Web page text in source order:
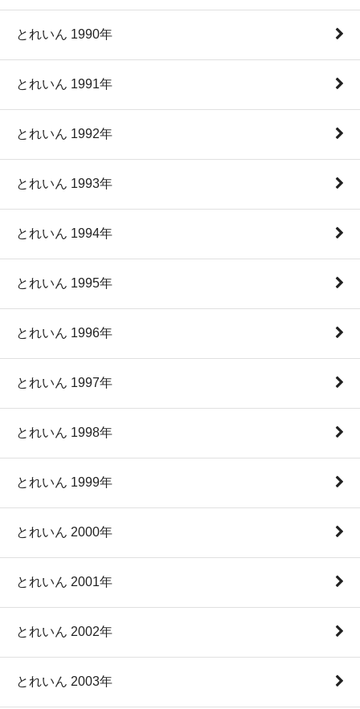
とれいん 1990年
とれいん 1991年
とれいん 1992年
とれいん 1993年
とれいん 1994年
とれいん 1995年
とれいん 1996年
とれいん 1997年
とれいん 1998年
とれいん 1999年
とれいん 2000年
とれいん 2001年
とれいん 2002年
とれいん 2003年